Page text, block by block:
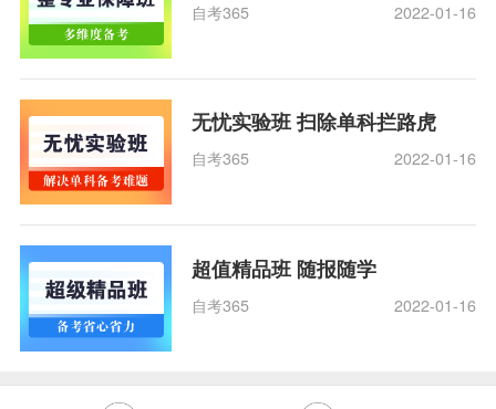
自考365 2022-01-16
无忧实验班 扫除单科拦路虎
自考365 2022-01-16
超值精品班 随报随学
自考365 2022-01-16